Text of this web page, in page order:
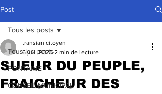
Post
Tous les posts
FONTAINE
CONSEIL MUNICIPAL
Tous les posts
SUEUR DU PEUPLE,
FRAICHEUR DES
transian citoyen
6 juil. 2025 2 min de lecture